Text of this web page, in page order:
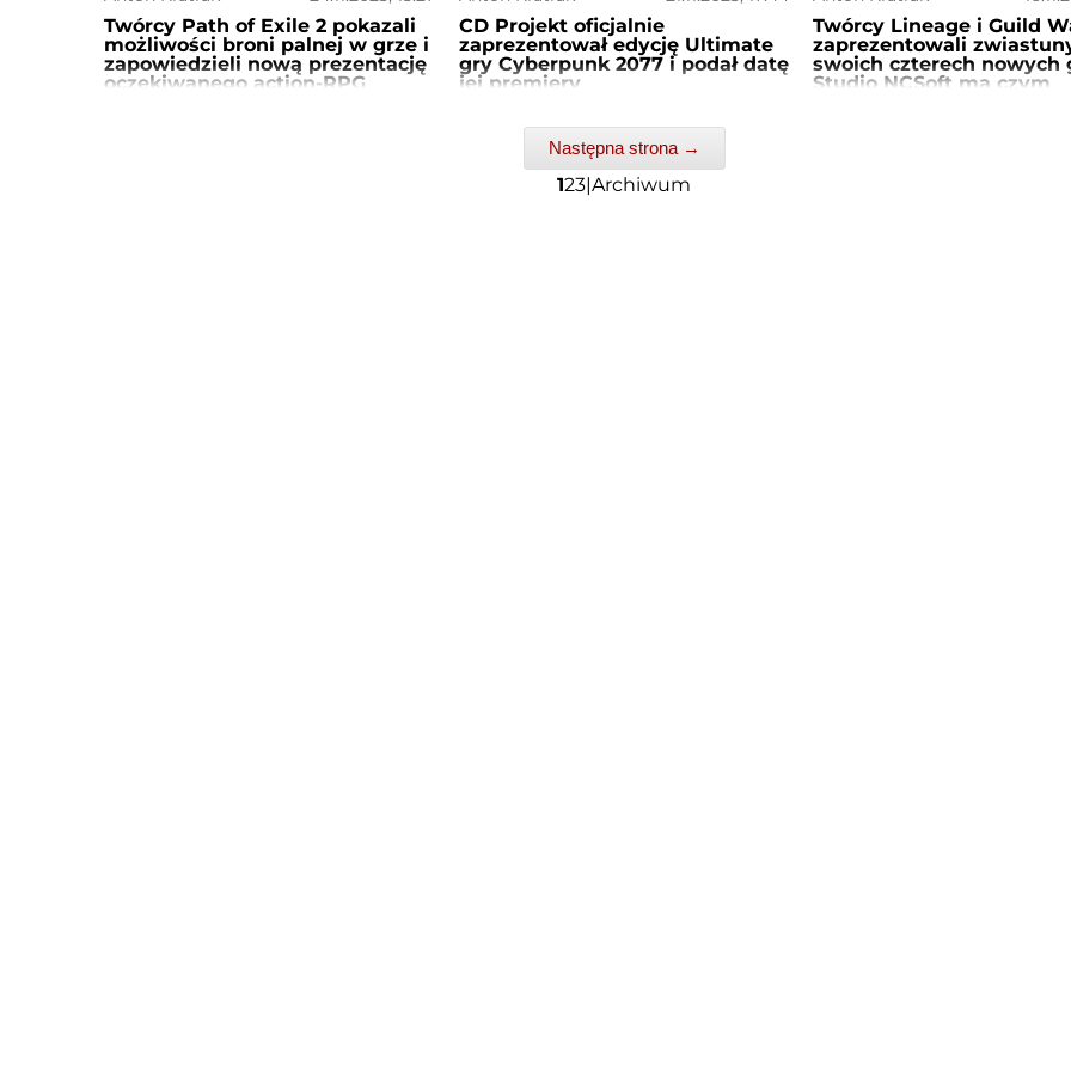
Twórcy Path of Exile 2 pokazali
możliwości broni palnej w grze i
zapowiedzieli nową prezentację
oczekiwanego action-RPG
CD Projekt oficjalnie
zaprezentował edycję Ultimate
gry Cyberpunk 2077 i podał datę
jej premiery
Twórcy Lineage i Guild
zaprezentowali
swoich czterech nowych
Studio NCSoft ma czym
Następna strona →
123|Archiwum